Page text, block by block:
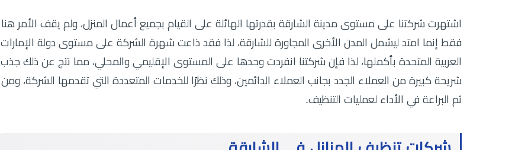
اشتهرت شركتنا على مستوى مدينة الشارقة بقدرتها الهائلة على القيام بجميع أعمال المنزل، ولم يقف الأمر هنا
فقط إنما امتد ليشمل المدن الأخرى المجاورة للشارقة، لذا فقد ذاعت شهرة الشركة على مستوى دولة الإمارات
العربية المتحدة بأكملها، لذا فإن شركتنا انفردت وحدها على المستوى الإقليمي والمحلي، مما نتج عن ذلك جذب
شريحة كبيرة من العملاء الجدد بجانب العملاء الدائمين، وذلك نظرًا للخدمات المتعددة التي تقدمها الشركة، ومن
ثم البراعة في الأداء لعمليات التنظيف.